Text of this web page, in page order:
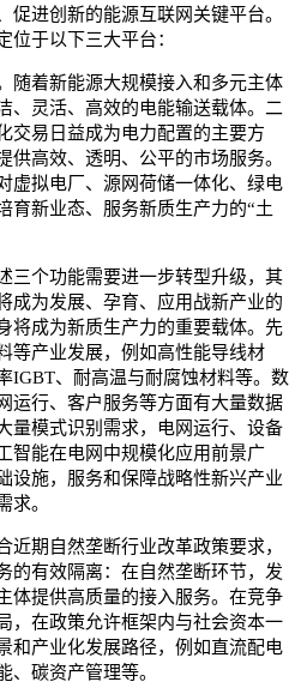
促进创新的能源互联网关键平台。
位于以下三大平台：
随着新能源大规模接入和多元主体
、灵活、高效的电能输送载体。二
交易日益成为电力配置的主要方
供高效、透明、公平的市场服务。
虚拟电厂、源网荷储一体化、绿电
育新业态、服务新质生产力的“土
三个功能需要进一步转型升级，其
成为发展、孕育、应用战新产业的
将成为新质生产力的重要载体。先
等产业发展，例如高性能导线材
IGBT、耐高温与耐腐蚀材料等。数
运行、客户服务等方面有大量数据
量模式识别需求，电网运行、设备
智能在电网中规模化应用前景广
设施，服务和保障战略性新兴产业
求。
近期自然垄断行业改革政策要求，
的有效隔离：在自然垄断环节，发
体提供高质量的接入服务。在竞争
，在政策允许框架内与社会资本一
和产业化发展路径，例如直流配电
、碳资产管理等。